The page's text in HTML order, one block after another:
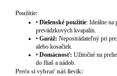
Použitie:
• Dielenské použitie: Ideálne na
prevádzkových kvapalín.
• Garáž: Nepostrádateľný pri
alebo kosačiek.
• Domácnosť: Užitočné na
do fliaš a nádob.
Prečo si vybrať náš lievik: